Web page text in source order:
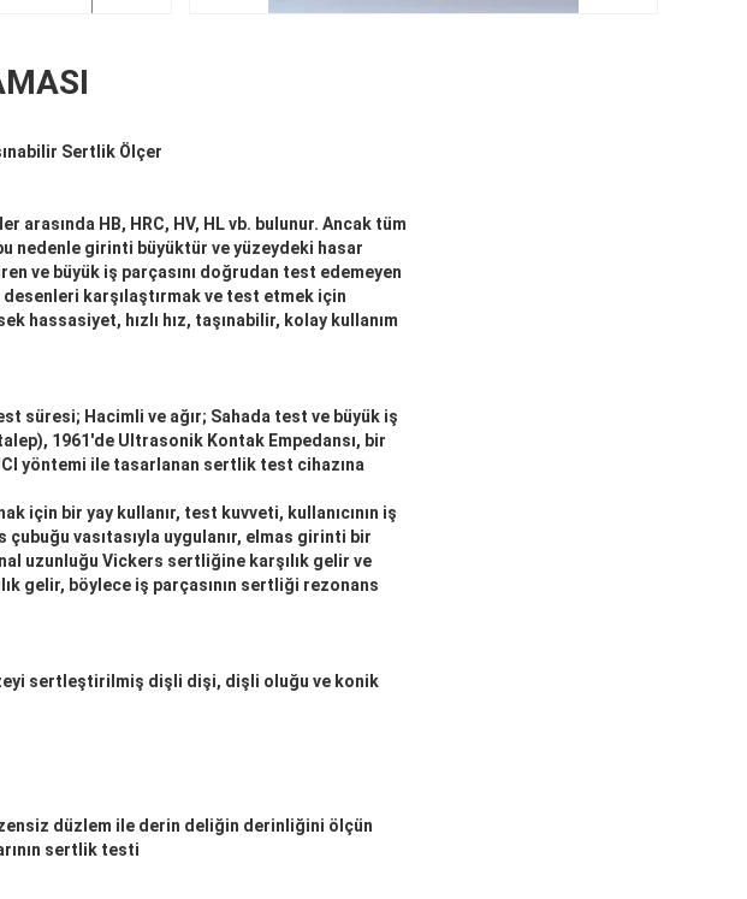
Sertlik Ölçer
HB, HRC, HV, HL vb. bulunur. Ancak tüm
nedenle girinti büyüktür ve yüzeydeki hasar
ve büyük iş parçasını doğrudan test edemeyen
karşılaştırmak ve test etmek için
hassasiyet, hızlı hız, taşınabilir, kolay kullanım
süresi; Hacimli ve ağır; Sahada test ve büyük iş
1961'de Ultrasonik Kontak Empedansı, bir
yöntemi ile tasarlanan sertlik test cihazına
bir yay kullanır, test kuvveti, kullanıcının iş
vasıtasıyla uygulanır, elmas girinti bir
uzunluğu Vickers sertliğine karşılık gelir ve
gelir, böylece iş parçasının sertliği rezonans
sertleştirilmiş dişli dişi, dişli oluğu ve konik
düzlem ile derin deliğin derinliğini ölçün
sertlik testi